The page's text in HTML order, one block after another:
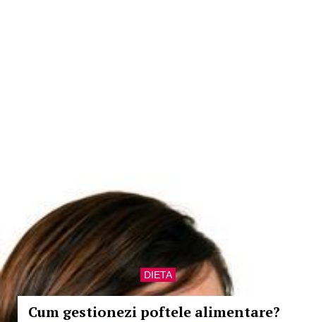
DIETA
Cum gestionezi poftele alimentare?